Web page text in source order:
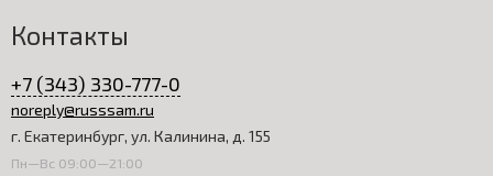
Контакты
+7 (343) 330-777-0
noreply@russsam.ru
г. Екатеринбург, ул. Калинина, д. 155
Пн—Вс 09:00—21:00